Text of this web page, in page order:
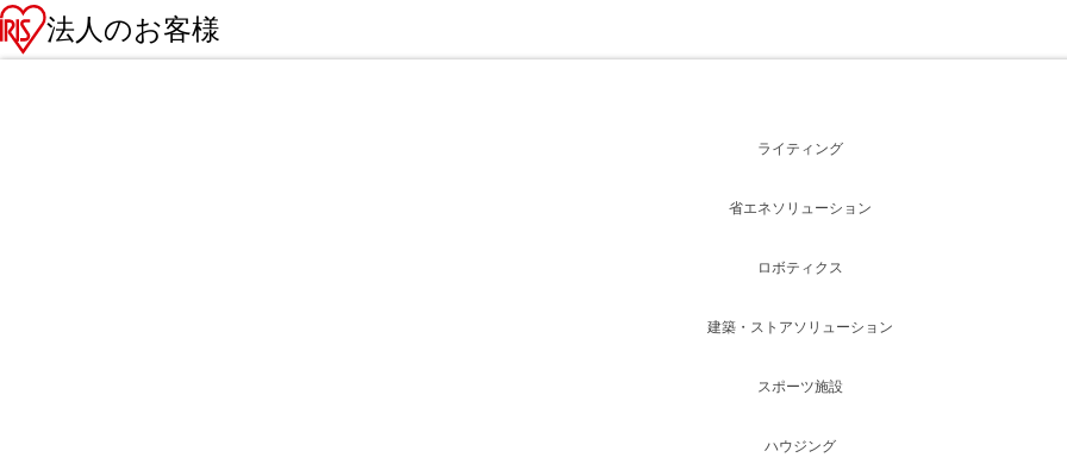
法人のお客様
ライティング
省エネソリューション
ロボティクス
建築・ストアソリューション
スポーツ施設
ハウジング